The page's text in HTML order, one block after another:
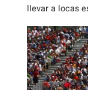
llevar a locas